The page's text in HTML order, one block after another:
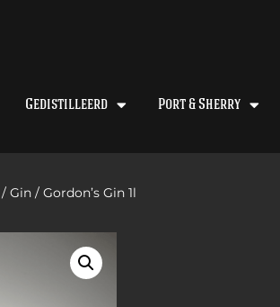
Gedistilleerd Port & Sherry
/ Gin / Gordon’s Gin 1l